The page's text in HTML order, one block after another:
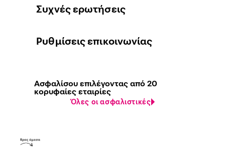
Συχνές ερωτήσεις
Ρυθμίσεις επικοινωνίας
Ασφαλίσου επιλέγοντας από 20
κορυφαίες εταιρίες
Όλες οι ασφαλιστικές